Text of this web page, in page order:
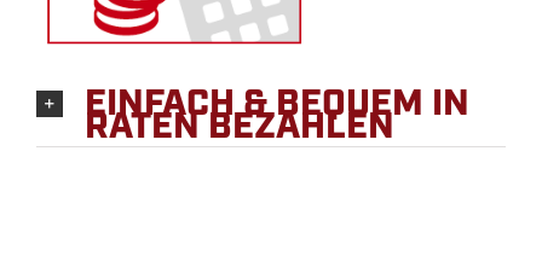
EINFACH & BEQUEM IN
RATEN BEZAHLEN